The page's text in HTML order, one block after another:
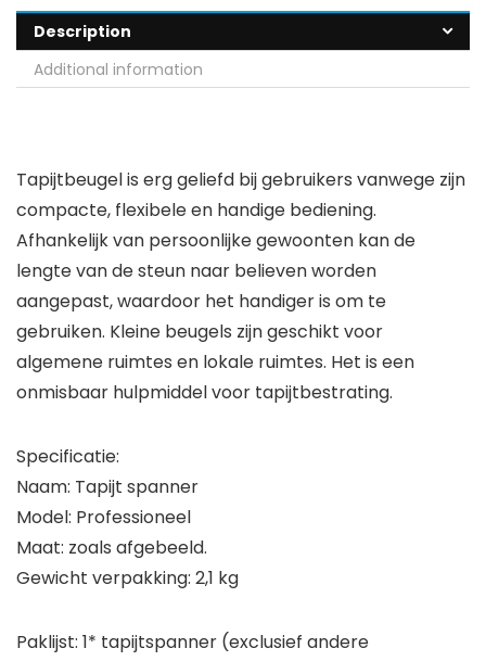
Description
Additional information
Tapijtbeugel is erg geliefd bij gebruikers vanwege zijn
compacte, flexibele en handige bediening.
Afhankelijk van persoonlijke gewoonten kan de
lengte van de steun naar believen worden
aangepast, waardoor het handiger is om te
gebruiken. Kleine beugels zijn geschikt voor
algemene ruimtes en lokale ruimtes. Het is een
onmisbaar hulpmiddel voor tapijtbestrating.
Specificatie:
Naam: Tapijt spanner
Model: Professioneel
Maat: zoals afgebeeld.
Gewicht verpakking: 2,1 kg
Paklijst: 1* tapijtspanner (exclusief andere